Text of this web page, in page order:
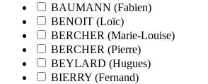
BAUMANN (Fabien)
BENOIT (Loïc)
BERCHER (Marie-Louise)
BERCHER (Pierre)
BEYLARD (Hugues)
BIERRY (Fernand)